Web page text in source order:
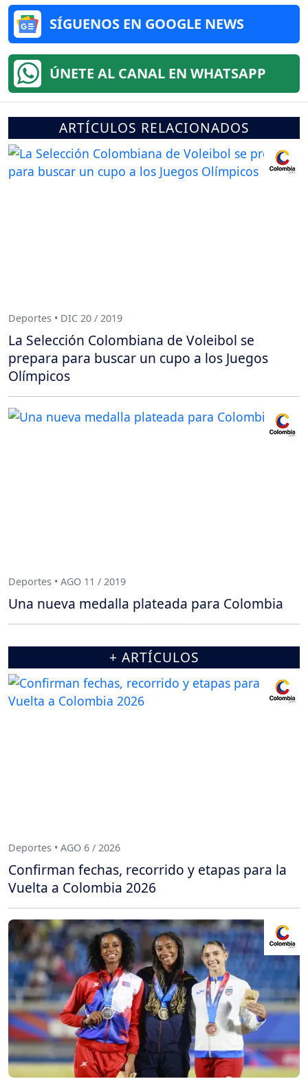
SÍGUENOS EN GOOGLE NEWS
ÚNETE AL CANAL EN WHATSAPP
ARTÍCULOS RELACIONADOS
Deportes • DIC 20 / 2019
La Selección Colombiana de Voleibol se
prepara para buscar un cupo a los Juegos
Olímpicos
Deportes • AGO 11 / 2019
Una nueva medalla plateada para Colombia
+ ARTÍCULOS
Deportes • AGO 6 / 2026
Confirman fechas, recorrido y etapas para la
Vuelta a Colombia 2026